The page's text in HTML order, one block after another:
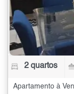
2 quartos
Apartamento à